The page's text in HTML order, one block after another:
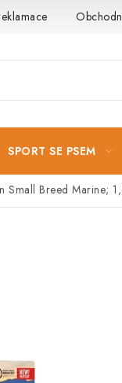
SPORT SE PSEM
Small Breed Marine;